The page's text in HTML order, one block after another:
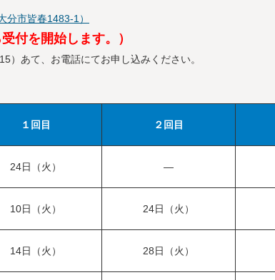
分市皆春1483-1）
受付を開始します。）
て、お電話にてお申し込みください。
１回目 ２回目
24日（火） —
10日（火） 24日（火）
14日（火） 28日（火）